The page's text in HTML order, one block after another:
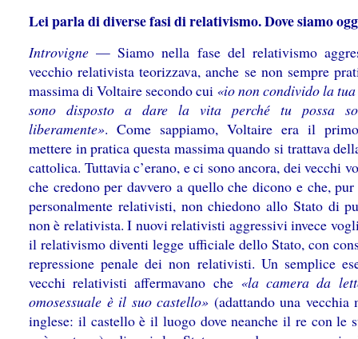
Lei parla di diverse fasi di relativismo. Dove siamo
Introvigne — Siamo nella fase del relativismo
vecchio relativista teorizzava, anche se non sempre
massima di Voltaire secondo cui «io non condivido la
sono disposto a dare la vita perché tu possa
liberamente». Come sappiamo, Voltaire era il
mettere in pratica questa massima quando si trattava
cattolica. Tuttavia c’erano, e ci sono ancora, dei vecchi
che credono per davvero a quello che dicono e che, pur
personalmente relativisti, non chiedono allo Stato di
non è relativista. I nuovi relativisti aggressivi invece
il relativismo diventi legge ufficiale dello Stato, con
repressione penale dei non relativisti. Un semplice
vecchi relativisti affermavano che «la camera da
omosessuale è il suo castello» (adattando una vecchia
inglese: il castello è il luogo dove neanche il re con le